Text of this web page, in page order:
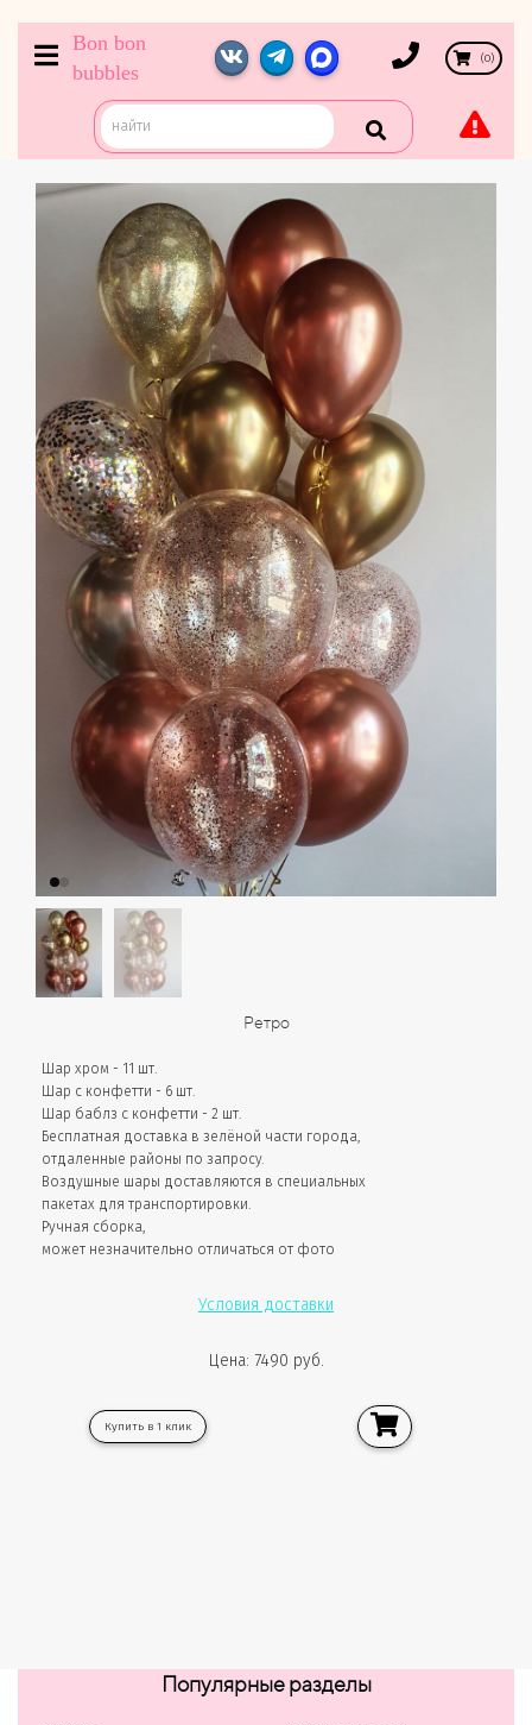
Bon bon
bubbles
(0)
Ретро
Шар хром - 11 шт.
Шар с конфетти - 6 шт.
Шар баблз с конфетти - 2 шт.
Бесплатная доставка в зелёной части города,
отдаленные районы по запросу.
Воздушные шары доставляются в специальных
пакетах для транспортировки.
Ручная сборка,
может незначительно отличаться от фото
Условия доставки
Цена: 7490 руб.
Купить в 1 клик
Популярные разделы